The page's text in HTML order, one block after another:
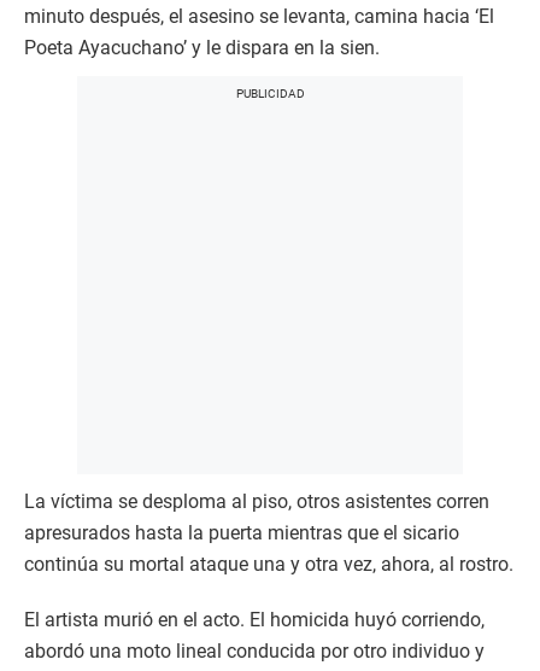
minuto después, el asesino se levanta, camina hacia ‘El
Poeta Ayacuchano’ y le dispara en la sien.
La víctima se desploma al piso, otros asistentes corren
apresurados hasta la puerta mientras que el sicario
continúa su mortal ataque una y otra vez, ahora, al rostro.
El artista murió en el acto. El homicida huyó corriendo,
abordó una moto lineal conducida por otro individuo y